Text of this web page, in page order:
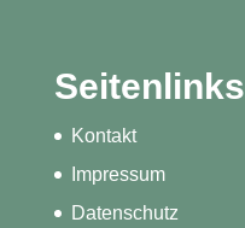
Seitenlinks
Kontakt
Impressum
Datenschutz